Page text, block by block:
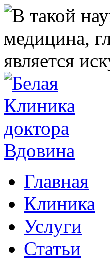
Главная
Клиника
Услуги
Статьи